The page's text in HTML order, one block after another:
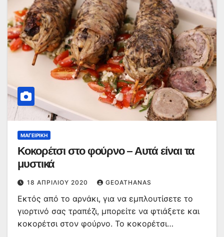
ΜΑΓΕΙΡΙΚΉ
Κοκορέτσι στο φούρνο – Αυτά είναι τα
μυστικά
18 ΑΠΡΙΛΊΟΥ 2020 GEOATHANAS
Εκτός από το αρνάκι, για να εμπλουτίσετε το
γιορτινό σας τραπέζι, μπορείτε να φτιάξετε και
κοκορέτσι στον φούρνο. Το κοκορέτσι…